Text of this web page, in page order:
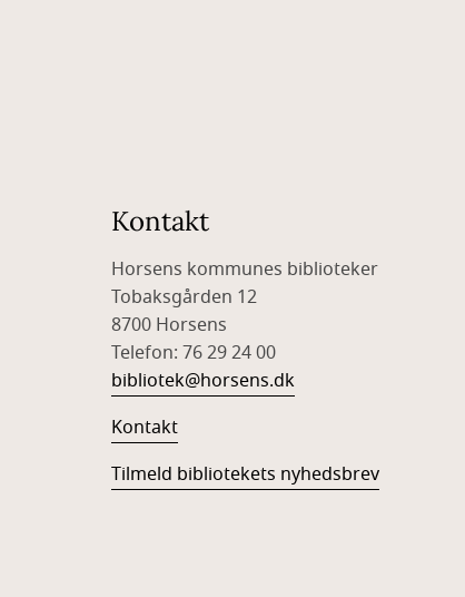
Kontakt
Horsens kommunes biblioteker
Tobaksgården 12
8700 Horsens
Telefon: 76 29 24 00
bibliotek@horsens.dk
Kontakt
Tilmeld bibliotekets nyhedsbrev